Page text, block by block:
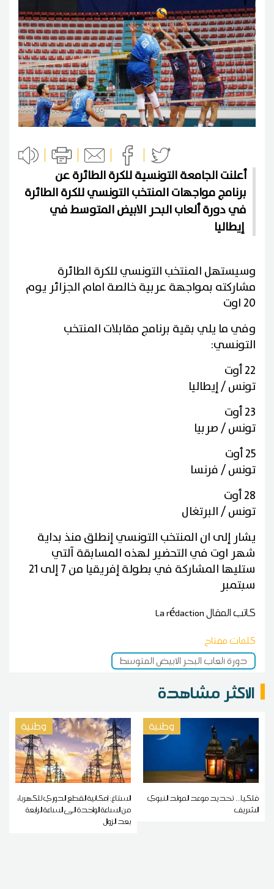
أعلنت الجامعة التونسية للكرة الطائرة عن
برنامج مواجهات المنتخب التونسي للكرة الطائرة
في دورة ألعاب البحر الابيض المتوسط في
إيطاليا
وسيستهل المنتخب التونسي للكرة الطائرة
مشاركته بمواجهة عربية خالصة امام الجزائر يوم
20 اوت
وفي ما يلي بقية برنامج مقابلات المنتخب
التونسي:
22 أوت
تونس / إيطاليا
23 أوت
تونس / صربيا
25 أوت
تونس / فرنسا
28 أوت
تونس / البرتغال
يشار إلى ان المنتخب التونسي إنطلق منذ بداية
شهر اوت في التحضير لهذه المسابقة آلتي
ستليها المشاركة في بطولة إفريقيا من 7 إلى 21
سبتمبر
كاتب المقالLa rédaction
كلمات مفتاح
دورة ألعاب البحر الابيض المتوسط
الاكثر مشاهدة
وطنية
فلكيا... تحديد موعد المولد النبوي
الشريف
وطنية
الستاغ: إمكانية القطع الدوري للكهرباء
من الساعة الواحدة الى الساعة الرابعة
بعد الزوال